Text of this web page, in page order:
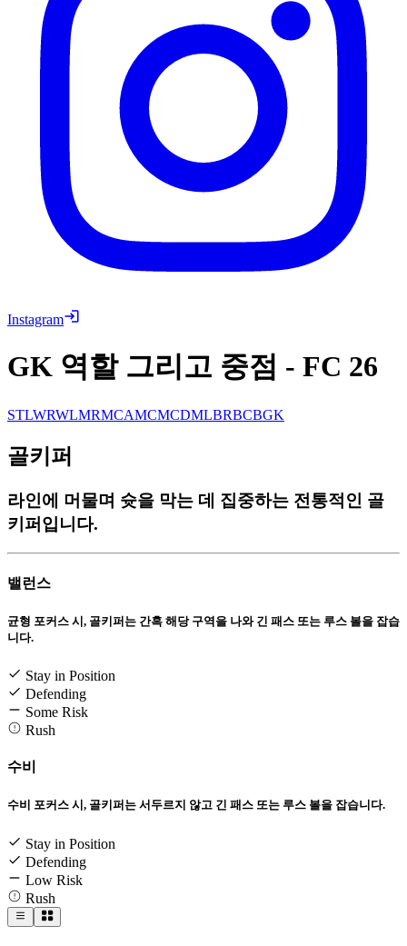
Instagram
GK 역할 그리고 중점 - FC 26
STLWRWLMRMCAMCMCDMLBRBCBGK
골키퍼
라인에 머물며 슛을 막는 데 집중하는 전통적인 골
키퍼입니다.
밸런스
균형 포커스 시, 골키퍼는 간혹 해당 구역을 나와 긴 패스 또는 루스 볼을 잡습
니다.
Stay in Position
Defending
Some Risk
Rush
수비
수비 포커스 시, 골키퍼는 서두르지 않고 긴 패스 또는 루스 볼을 잡습니다.
Stay in Position
Defending
Low Risk
Rush